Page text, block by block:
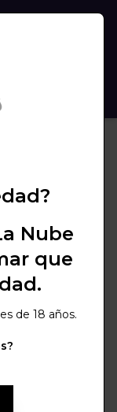
Nube
que
de 18 años.